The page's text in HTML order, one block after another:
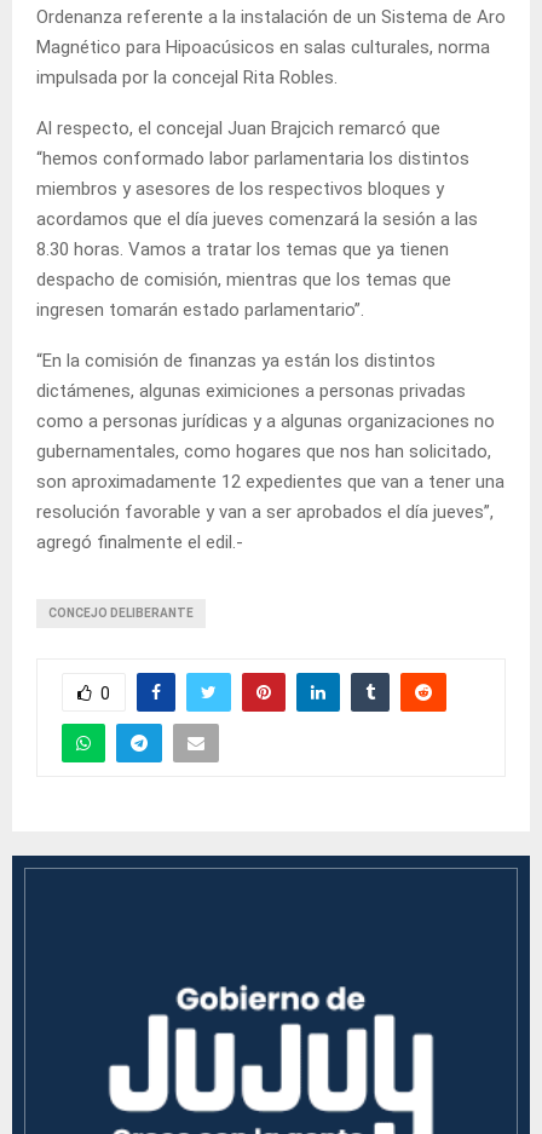
Ordenanza referente a la instalación de un Sistema de Aro
Magnético para Hipoacúsicos en salas culturales, norma
impulsada por la concejal Rita Robles.
Al respecto, el concejal Juan Brajcich remarcó que
“hemos conformado labor parlamentaria los distintos
miembros y asesores de los respectivos bloques y
acordamos que el día jueves comenzará la sesión a las
8.30 horas. Vamos a tratar los temas que ya tienen
despacho de comisión, mientras que los temas que
ingresen tomarán estado parlamentario”.
“En la comisión de finanzas ya están los distintos
dictámenes, algunas eximiciones a personas privadas
como a personas jurídicas y a algunas organizaciones no
gubernamentales, como hogares que nos han solicitado,
son aproximadamente 12 expedientes que van a tener una
resolución favorable y van a ser aprobados el día jueves”,
agregó finalmente el edil.-
CONCEJO DELIBERANTE
0